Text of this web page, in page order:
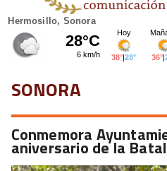
Hermosillo, Sonora
SONORA
Conmemora
aniversario de la